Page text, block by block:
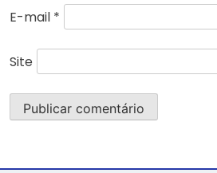
E-mail *
Site